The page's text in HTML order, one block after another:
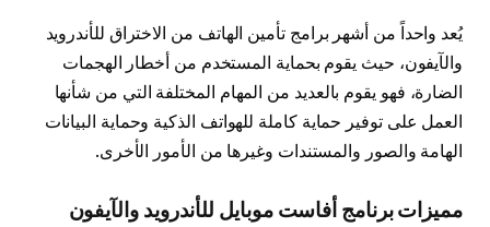
يُعد واحداً من أشهر برامج تأمين الهاتف من الاختراق للأندرويد
والآيفون، حيث يقوم بحماية المستخدم من أخطار الهجمات
الضارة، فهو يقوم بالعديد من المهام المختلفة التي من شأنها
العمل على توفير حماية كاملة للهواتف الذكية وحماية البيانات
الهامة والصور والمستندات وغيرها من الأمور الأخرى.
مميزات برنامج أفاست موبايل للأندرويد والآيفون